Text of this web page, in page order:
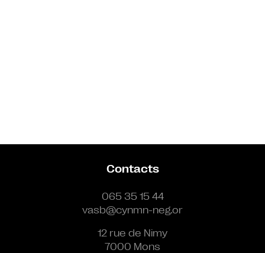
Contacts
065 35 15 44
vasb@cynmn-neg.or
12 rue de Nimy
7000 Mons